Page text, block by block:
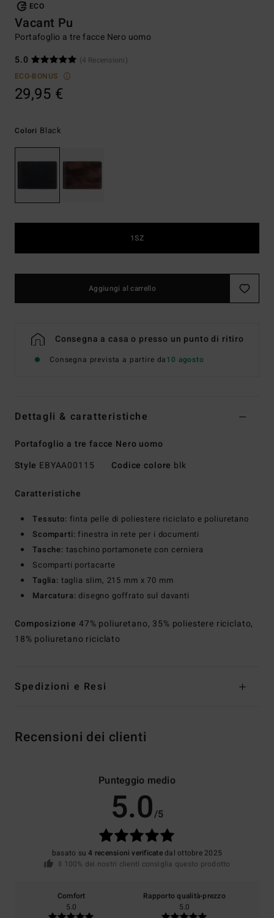
ECO
Vacant Pu
Portafoglio a tre facce Nero uomo
5.0
(4 Recensioni)
ECO-BONUS
29,95 €
Colori Black
1SZ
Aggiungi al carrello
Consegna a casa o presso un punto di ritiro
Consegna prevista a partire da10 agosto
Dettagli & caratteristiche
Portafoglio a tre facce Nero uomo
Style EBYAA00115 Codice colore blk
Caratteristiche
Tessuto: finta pelle di poliestere riciclato e poliuretano
Scomparti: finestra in rete per i documenti
Tasche: taschino portamonete con cerniera
Scomparti portacarte
Taglia: taglia slim, 215 mm x 70 mm
Marcatura: disegno goffrato sul davanti
Composizione 47% poliuretano, 35% poliestere riciclato,
18% poliuretano riciclato
Spedizioni e Resi
Recensioni dei clienti
Punteggio medio
5.0/5
basato su4 recensioni verificatedal ottobre 2025
Il 100% dei nostri clienti consiglia questo prodotto
Comfort
5.0
Rapporto qualità-prezzo
5.0